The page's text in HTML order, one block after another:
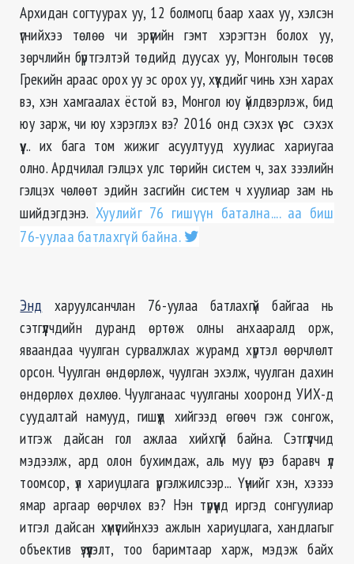
Архидан согтуурах уу, 12 болмогц баар хаах уу, хэлсэн
үгнийхээ төлөө чи эрүүгийн гэмт хэрэгтэн болох уу,
зөрчлийн бүртгэлтэй төдийд дуусах уу, Монголын төсөв
Грекийн араас орох уу эс орох уу, хүүхдийг чинь хэн харах
вэ, хэн хамгаалах ёстой вэ, Монгол юу үйлдвэрлэж, бид
юу зарж, чи юу хэрэглэх вэ? 2016 онд сэхэх үү эс сэхэх
үү.... их бага том жижиг асуултууд хуулиас хариугаа
олно. Ардчилал гэлцэх улс төрийн систем ч, зах зээлийн
гэлцэх чөлөөт эдийн засгийн систем ч хуулиар зам нь
шийдэгдэнэ. Хуулийг 76 гишүүн батална.... аа биш
76-уулаа батлахгүй байна.
Энд харуулсанчлан 76-уулаа батлахгүй байгаа нь
сэтгүүлчдийн дуранд өртөж олны анхааралд орж,
яваандаа чуулган сурвалжлах журамд хүртэл өөрчлөлт
орсон. Чуулган өндөрлөж, чуулган эхэлж, чуулган дахин
өндөрлөх дөхлөө. Чуулганаас чуулганы хооронд УИХ-д
суудалтай намууд, гишүүд хийгээд өгөөч гэж сонгож,
итгэж дайсан гол ажлаа хийхгүй байна. Сэтгүүлчид
мэдээлж, ард олон бухимдаж, аль муу үгээ баравч үл
тоомсор, үл хариуцлага үргэлжилсээр... Үүнийг хэн, хэзээ
ямар аргаар өөрчлөх вэ? Нэн түрүүнд иргэд сонгуулиар
итгэл дайсан хүмүүсийнхээ ажлын хариуцлага, хандлагыг
объектив үзүүлэлт, тоо баримтаар харж, мэдэж байх